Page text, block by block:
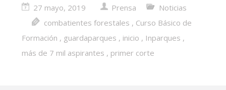
27 mayo, 2019
Prensa
Noticias
combatientes forestales , Curso Básico de
Formación , guardaparques , inicio , Inparques ,
más de 7 mil aspirantes , primer corte